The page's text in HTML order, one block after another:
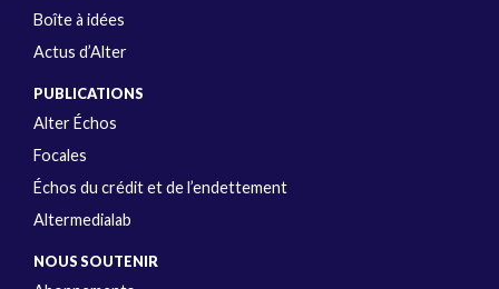
Boîte à idées
Actus d’Alter
PUBLICATIONS
Alter Échos
Focales
Échos du crédit et de l’endettement
Altermedialab
NOUS SOUTENIR